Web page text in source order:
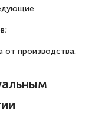
ЕГЭ по
Много
от производства.